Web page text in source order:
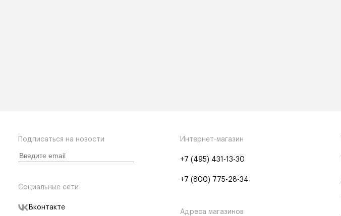
Подписаться на новости
Социальные сети
Вконтакте
Интернет-магазин
+7 (495) 431-13-30
+7 (800) 775-28-34
Адреса магазинов